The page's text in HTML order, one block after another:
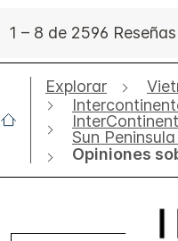
Explorar
Sun
Opiniones